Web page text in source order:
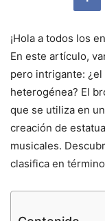
¡Hola a todos los
En este artículo,
pero intrigante:
heterogénea? El
que se utiliza en
creación de
musicales.
clasifica en